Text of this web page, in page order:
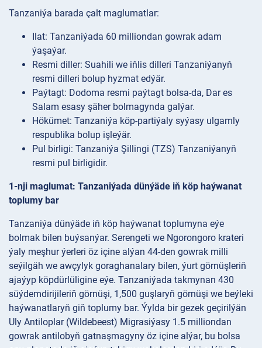
Tanzaniýa barada çalt maglumatlar:
Ilat: Tanzaniýada 60 milliondan gowrak adam
ýaşaýar.
Resmi diller: Suahili we iňlis dilleri Tanzaniýanyň
resmi dilleri bolup hyzmat edýär.
Paýtagt: Dodoma resmi paýtagt bolsa-da, Dar es
Salam esasy şäher bolmagynda galýar.
Hökümet: Tanzaniýa köp-partiýaly syýasy ulgamly
respublika bolup işleýär.
Pul birligi: Tanzaniýa Şillingi (TZS) Tanzaniýanyň
resmi pul birligidir.
1-nji maglumat: Tanzaniýada dünýäde iň köp haýwanat
toplumy bar
Tanzaniýa dünýäde iň köp haýwanat toplumyna eýe
bolmak bilen buýsanýar. Serengeti we Ngorongoro krateri
ýaly meşhur ýerleri öz içine alýan 44-den gowrak milli
seýilgäh we awçylyk goraghanalary bilen, ýurt görnüşleriň
ajaýyp köpdürlüligine eýe. Tanzaniýada takmynan 430
süýdemdirijileriň görnüşi, 1,500 guşlaryň görnüşi we beýleki
haýwanatlaryň giň toplumy bar. Ýylda bir gezek geçirilýän
Uly Antiloplar (Wildebeest) Migrasiýasy 1.5 milliondan
gowrak antilobyň gatnaşmagyny öz içine alýar, bu bolsa